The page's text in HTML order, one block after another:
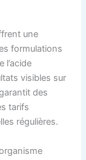
une
formulations
l’acide
visibles sur
des
tarifs
régulières.